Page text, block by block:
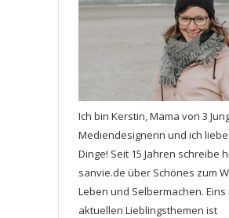
Ich bin Kerstin, Mama von 3
Mediendesignerin und ich
Dinge! Seit 15 Jahren schreibe
sanvie.de über Schönes zum
Leben und Selbermachen.
aktuellen Lieblingsthemen ist